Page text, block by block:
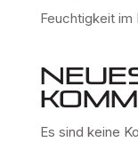
Feuchtigkeit im
Es sind keine